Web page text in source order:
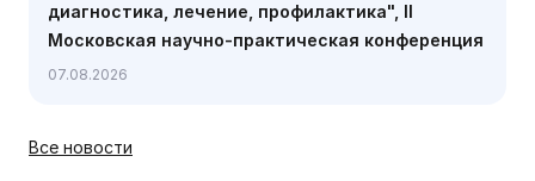
диагностика, лечение, профилактика", II
Московская научно-практическая конференция
по инфекционным болезням с международным
07.08.2026
Все новости